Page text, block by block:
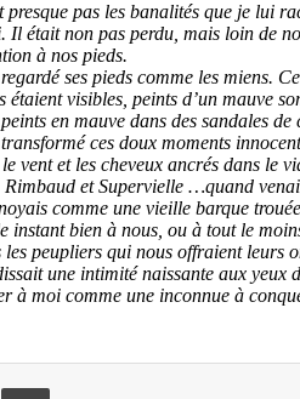
presque pas les banalités que je lui
Il était non pas perdu, mais loin de
à nos pieds.
ses pieds comme les
étaient visibles, peints d’un mauve
en mauve dans des sandales
ces doux moments
vent et les cheveux ancrés dans
Rimbaud et Supervielle …quand
comme une vieille barque
instant bien à nous, ou à tout le
peupliers qui nous offraient
une intimité naissante aux
à moi comme une inconnue à
par email Imprimer